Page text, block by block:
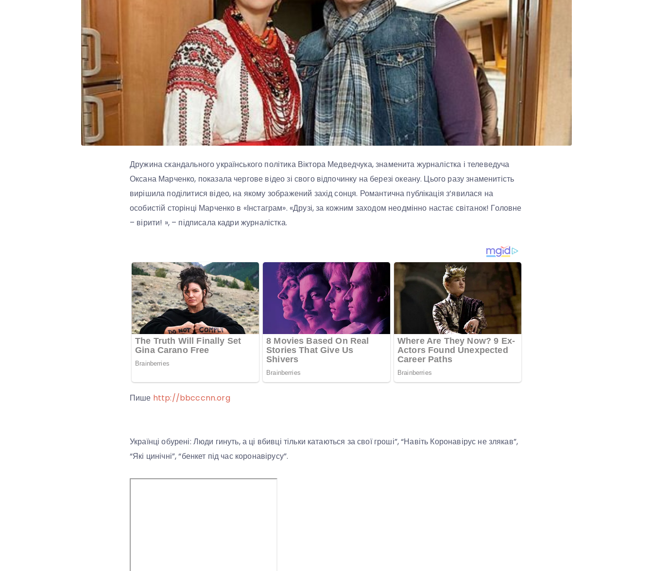
Дружина скандального українського політика Віктора Медведчука, знаменита журналістка і телеведуча
Оксана Марченко, показала чергове відео зі свого відпочинку на березі океану. Цього разу знаменитість
вирішила поділитися відео, на якому зображений захід сонця. Романтична публікація з’явилася на
особистій сторінці Марченко в «Інстаграм». «Друзі, за кожним заходом неодмінно настає світанок! Головне
– вірити! », – підписала кадри журналістка.
Пише http://bbcccnn.org
Українці обурені: Люди гинуть, а ці вбивці тільки катаються за свої гроші”, “Навіть Коронавірус не злякав”,
“Які цинічні”, “бенкет під час коронавірусу”.